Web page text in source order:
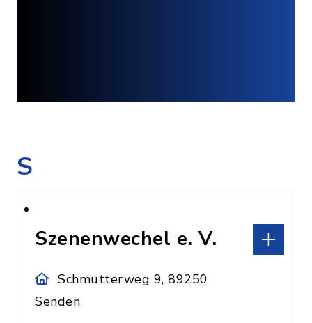
S
Szenenwechel e. V.
Schmutterweg 9, 89250
Senden